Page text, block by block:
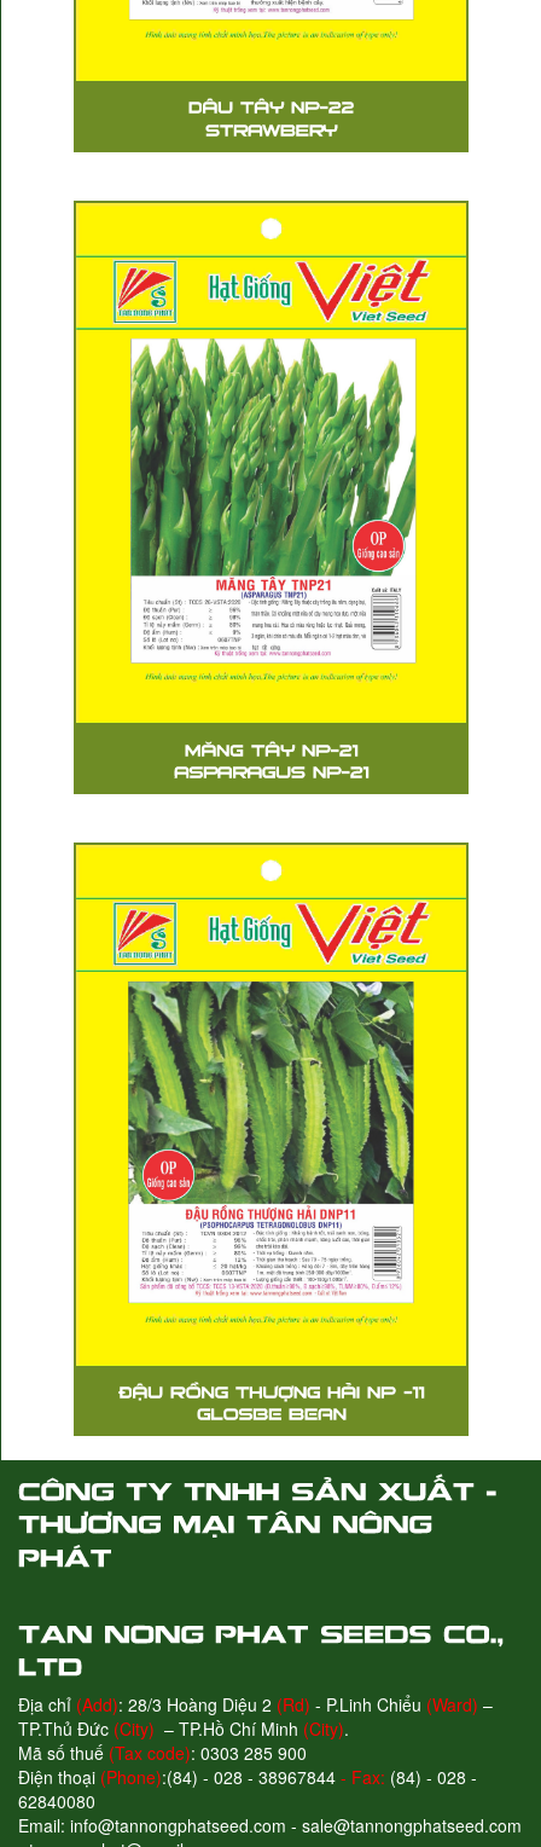
Địa chỉ (Add): 28/3 Hoàng Diệu 2 (Rd) - P.Linh Chiểu (Ward) –
TP.Thủ Đức (City) – TP.Hồ Chí Minh (City).
Mã số thuế (Tax code): 0303 285 900
Điện thoại (Phone):(84) - 028 - 38967844 - Fax: (84) - 028 -
62840080
Email: info@tannongphatseed.com - sale@tannongphatseed.com